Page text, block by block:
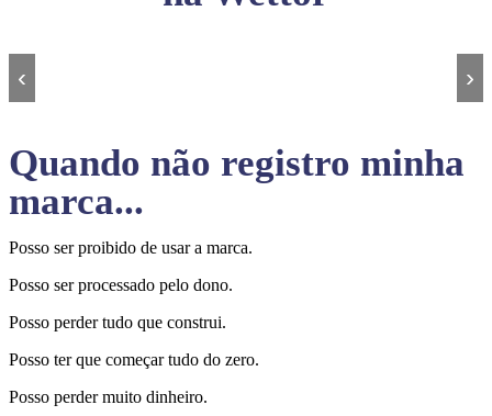
‹ ›
Quando não registro minha
marca...
Posso ser proibido de usar a marca.
Posso ser processado pelo dono.
Posso perder tudo que construi.
Posso ter que começar tudo do zero.
Posso perder muito dinheiro.